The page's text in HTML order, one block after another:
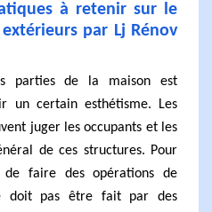
à retenir sur le
par Lj Rénov
parties de la maison est
un certain esthétisme. Les
juger les occupants et les
de ces structures. Pour
faire des opérations de
doit pas être fait par des